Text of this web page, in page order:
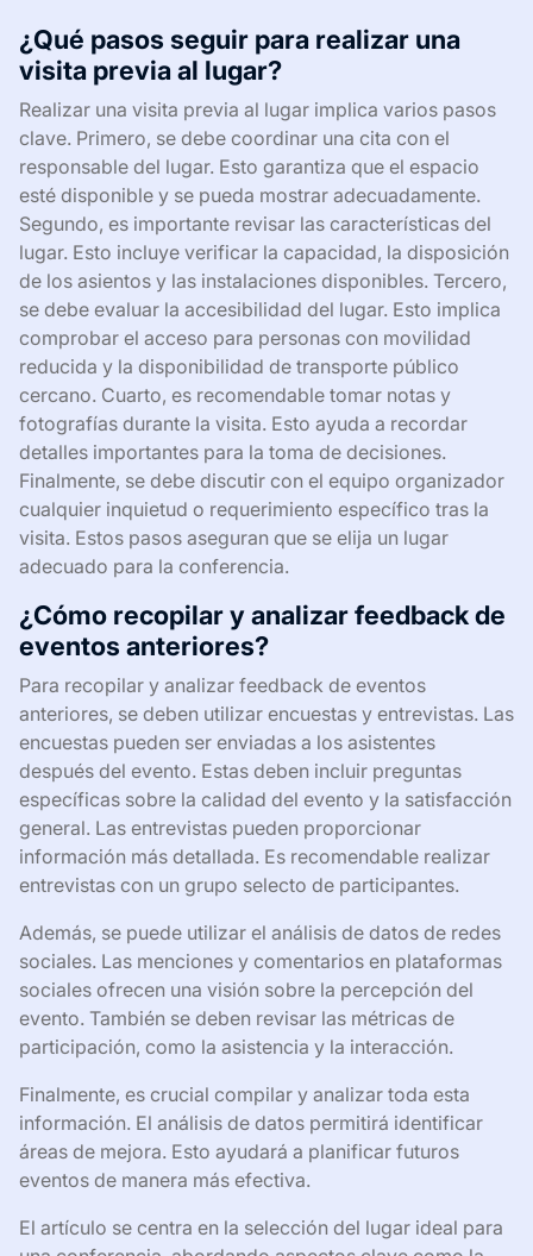
¿Qué pasos seguir para realizar una
visita previa al lugar?
Realizar una visita previa al lugar implica varios pasos
clave. Primero, se debe coordinar una cita con el
responsable del lugar. Esto garantiza que el espacio
esté disponible y se pueda mostrar adecuadamente.
Segundo, es importante revisar las características del
lugar. Esto incluye verificar la capacidad, la disposición
de los asientos y las instalaciones disponibles. Tercero,
se debe evaluar la accesibilidad del lugar. Esto implica
comprobar el acceso para personas con movilidad
reducida y la disponibilidad de transporte público
cercano. Cuarto, es recomendable tomar notas y
fotografías durante la visita. Esto ayuda a recordar
detalles importantes para la toma de decisiones.
Finalmente, se debe discutir con el equipo organizador
cualquier inquietud o requerimiento específico tras la
visita. Estos pasos aseguran que se elija un lugar
adecuado para la conferencia.
¿Cómo recopilar y analizar feedback de
eventos anteriores?
Para recopilar y analizar feedback de eventos
anteriores, se deben utilizar encuestas y entrevistas. Las
encuestas pueden ser enviadas a los asistentes
después del evento. Estas deben incluir preguntas
específicas sobre la calidad del evento y la satisfacción
general. Las entrevistas pueden proporcionar
información más detallada. Es recomendable realizar
entrevistas con un grupo selecto de participantes.
Además, se puede utilizar el análisis de datos de redes
sociales. Las menciones y comentarios en plataformas
sociales ofrecen una visión sobre la percepción del
evento. También se deben revisar las métricas de
participación, como la asistencia y la interacción.
Finalmente, es crucial compilar y analizar toda esta
información. El análisis de datos permitirá identificar
áreas de mejora. Esto ayudará a planificar futuros
eventos de manera más efectiva.
El artículo se centra en la selección del lugar ideal para